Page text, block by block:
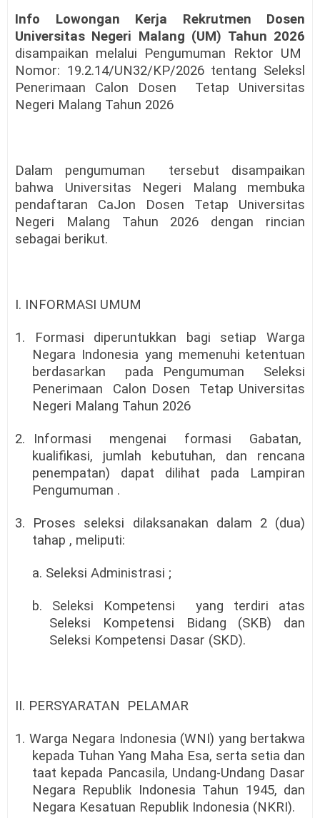
Info Lowongan Kerja Rekrutmen Dosen
Universitas Negeri Malang (UM) Tahun 2026
disampaikan melalui Pengumuman Rektor UM
Nomor: 19.2.14/UN32/KP/2026 tentang Seleksl
Penerimaan Calon Dosen
Tetap Universitas
Negeri Malang Tahun 2026
Dalam pengumuman
tersebut disampaikan
bahwa Universitas Negeri Malang membuka
pendaftaran CaJon Dosen Tetap Universitas
Negeri Malang Tahun 2026 dengan rincian
sebagai berikut.
I. INFORMASI UMUM
1. Formasi diperuntukkan bagi setiap Warga
Negara Indonesia yang memenuhi ketentuan
berdasarkan
pada Pengumuman
Seleksi
Penerimaan
Calon Dosen
Tetap Universitas
Negeri Malang Tahun 2026
2. Informasi mengenai formasi
Gabatan,
kualifikasi,
jumlah kebutuhan, dan
rencana
penempatan) dapat dilihat pada Lampiran
Pengumuman .
3. Proses seleksi dilaksanakan dalam 2 (dua)
tahap , meliputi:
a. Seleksi Administrasi ;
b. Seleksi Kompetensi
yang terdiri atas
Seleksi Kompetensi Bidang (SKB) dan
Seleksi Kompetensi Dasar (SKD).
II. PERSYARATAN PELAMAR
1. Warga Negara Indonesia (WNI) yang bertakwa
kepada Tuhan Yang Maha Esa, serta setia dan
taat kepada Pancasila, Undang-Undang Dasar
Negara Republik Indonesia Tahun 1945, dan
Negara Kesatuan Republik Indonesia (NKRI).